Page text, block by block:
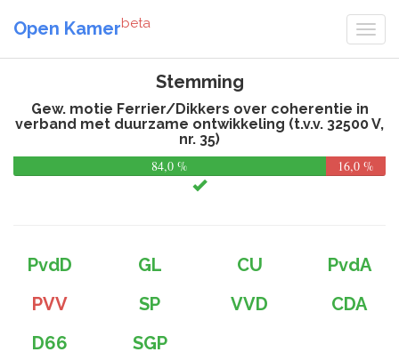
Open Kamerbeta
Stemming
Gew. motie Ferrier/Dikkers over coherentie in
verband met duurzame ontwikkeling (t.v.v. 32500 V,
nr. 35)
84,0 %
16,0 %
PvdD GL CU
PvdA
PVV
SP VVD
CDA
D66
SGP